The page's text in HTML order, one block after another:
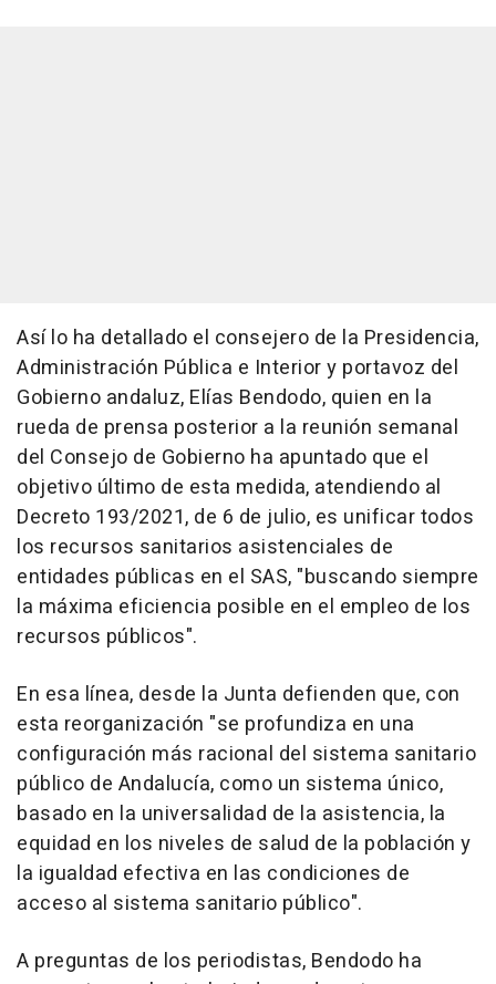
Así lo ha detallado el consejero de la Presidencia,
Administración Pública e Interior y portavoz del
Gobierno andaluz, Elías Bendodo, quien en la
rueda de prensa posterior a la reunión semanal
del Consejo de Gobierno ha apuntado que el
objetivo último de esta medida, atendiendo al
Decreto 193/2021, de 6 de julio, es unificar todos
los recursos sanitarios asistenciales de
entidades públicas en el SAS, "buscando siempre
la máxima eficiencia posible en el empleo de los
recursos públicos".
En esa línea, desde la Junta defienden que, con
esta reorganización "se profundiza en una
configuración más racional del sistema sanitario
público de Andalucía, como un sistema único,
basado en la universalidad de la asistencia, la
equidad en los niveles de salud de la población y
la igualdad efectiva en las condiciones de
acceso al sistema sanitario público".
A preguntas de los periodistas, Bendodo ha